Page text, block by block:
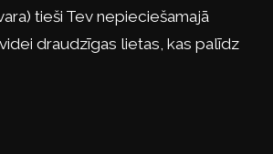
tieši Tev nepieciešamajā
draudzīgas lietas, kas palīdz